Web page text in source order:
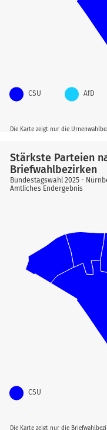
Die Karte zeigt nur die
CSU AfD
Die Karte zeigt nur die
Stärkste Parteien
Briefwahlbezirken
Bundestagswahl 2025 -
Amtliches Endergebnis
CSU